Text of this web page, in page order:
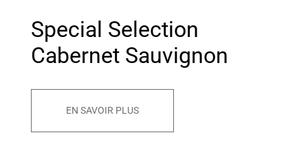
Special Selection
Cabernet Sauvignon
EN SAVOIR PLUS